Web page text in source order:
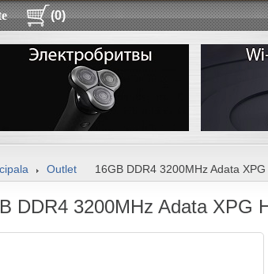
(0)
Outlet 16GB DDR4 3200MHz Adata
DDR4 3200MHz Adata XPG